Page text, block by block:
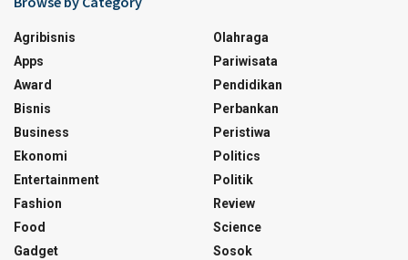
Agribisnis
Apps
Award
Bisnis
Business
Ekonomi
Entertainment
Fashion
Food
Gadget
Olahraga
Pariwisata
Pendidikan
Perbankan
Peristiwa
Politics
Politik
Review
Science
Sosok